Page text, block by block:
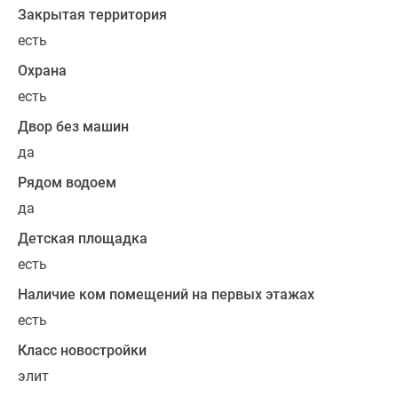
Зеленогорска,
других
населенных
пунктов.
Приватная
территория
дома
на
три
двора,
из
которых
соответствует
Закрытая территория
есть
Охрана
есть
Двор без машин
да
Рядом водоем
да
Детская площадка
есть
Наличие ком помещений на первых этажах
есть
Класс новостройки
элит